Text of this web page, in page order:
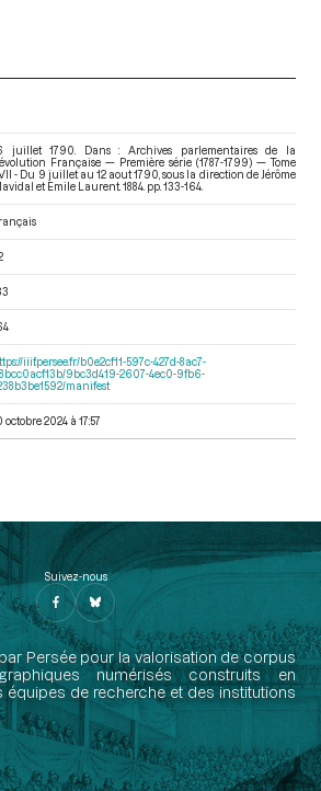
juillet 1790. Dans : Archives parlementaires de la
Française — Première série (1787-1799) — Tome
- Du 9 juillet au 12 aout 1790 , sous la direction de Jérôme
et Emile Laurent. 1884. pp. 133-164.
iiif.persee.fr/b0e2cf11-597c-427d-8ac7-
9bc3d419-2607-4ec0-9fb6-
manifest
octobre 2024 à 17:57
Suivez-nous
Persée pour la valorisation de corpus
numérisés construits en
équipes de recherche et des institutions